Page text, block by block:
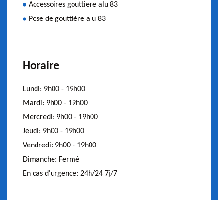
Accessoires gouttiere alu 83
Pose de gouttière alu 83
Horaire
Lundi: 9h00 - 19h00
Mardi: 9h00 - 19h00
Mercredi: 9h00 - 19h00
Jeudi: 9h00 - 19h00
Vendredi: 9h00 - 19h00
Dimanche: Fermé
En cas d'urgence: 24h/24 7j/7